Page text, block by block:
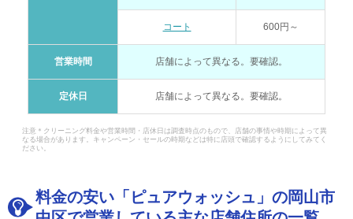
コート 600円～
営業時間 店舗によって異なる。要確認。
定休日 店舗によって異なる。要確認。
注意＊クリーニング料金や営業時間・店休日は調査時点のもので、店舗の事情や時期によって異
なる場合があります。キャンペーン・セールの時期などは特に店頭で確認するようにしてみてく
ださい。
料金の安い「ピュアウォッシュ」の岡山市